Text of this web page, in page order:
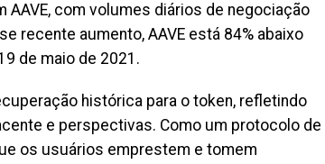
com volumes diários de negociação
recente aumento, AAVE está 84% abaixo
de maio de 2021.
histórica para o token, refletindo
e perspectivas. Como um protocolo de
os usuários emprestem e tomem